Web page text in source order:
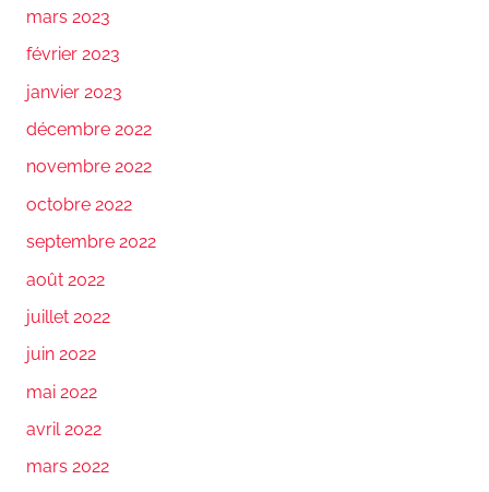
mars 2023
février 2023
janvier 2023
décembre 2022
novembre 2022
octobre 2022
septembre 2022
août 2022
juillet 2022
juin 2022
mai 2022
avril 2022
mars 2022